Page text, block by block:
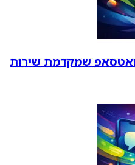
שמקדמת שירות